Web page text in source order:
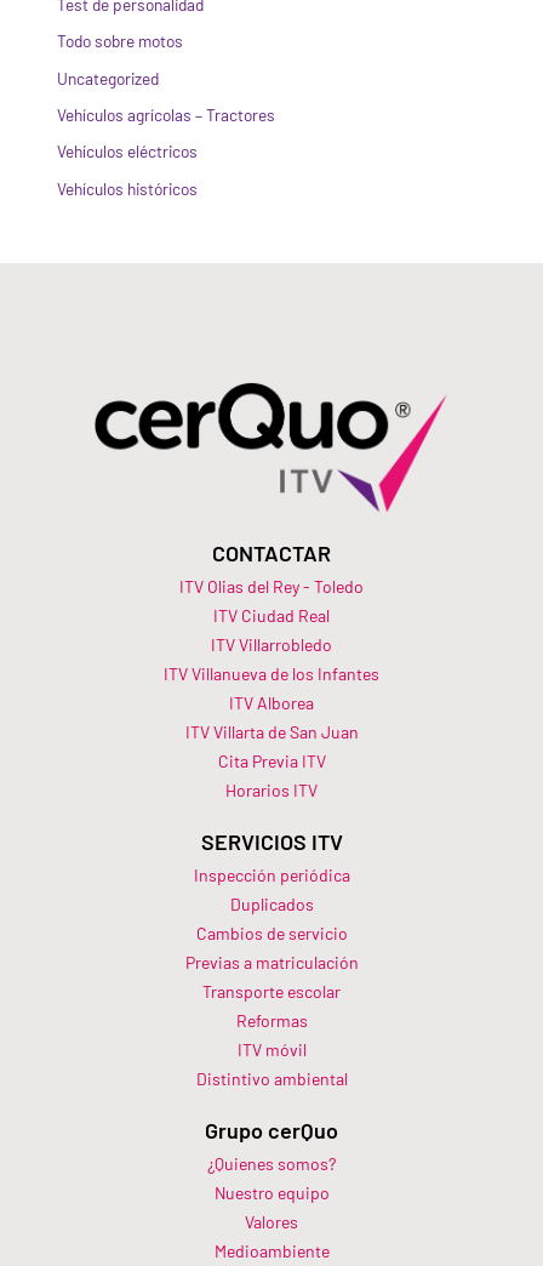
Todo sobre motos
Uncategorized
Vehículos agrícolas – Tractores
Vehículos eléctricos
Vehículos históricos
CONTACTAR
ITV Olias del Rey - Toledo
ITV Ciudad Real
ITV Villarrobledo
ITV Villanueva de los Infantes
ITV Alborea
ITV Villarta de San Juan
Cita Previa ITV
Horarios ITV​
SERVICIOS ITV
Inspección periódica
Duplicados
Cambios de servicio
Previas a matriculación
Transporte escolar
Reformas
ITV móvil
Distintivo ambiental
Grupo cerQuo
¿Quienes somos?
Nuestro equipo
Valores
Medioambiente